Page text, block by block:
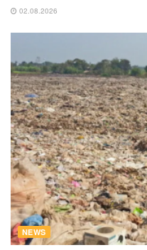
02.08.2026
NEWS